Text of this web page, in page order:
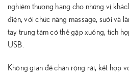
nghiệm thượng hạng cho những vị
điện, với chức năng massage, sưởi và
tay trung tâm có thể gập xuống, tích
USB.
Không gian để chân rộng rãi, kết hợp